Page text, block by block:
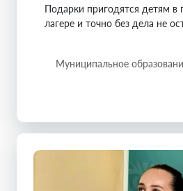
Подарки пригодятся детям
лагере и точно без дела не
Муниципальное